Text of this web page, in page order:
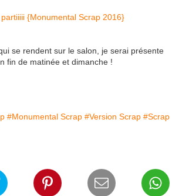
se rendent sur le salon, je serai présente
fin de matinée et dimanche !
#Monumental Scrap #Version Scrap #Scrap